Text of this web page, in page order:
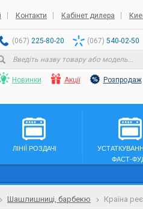
Контакти Кабінет дилера
(067) 225-80-20 (067) 540-02-50
Новинки Акції Розпродаж
ЛІНІЇ РОЗДАЧІ
ФАСТ-
Шашлишниці, барбекю Країна